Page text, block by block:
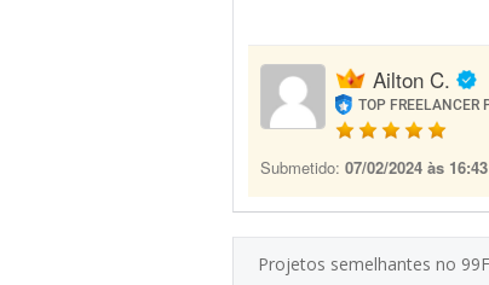
Ailton C.
TOP FREELANCER
Submetido: 07/02/2024 às 16:43
Projetos semelhantes no